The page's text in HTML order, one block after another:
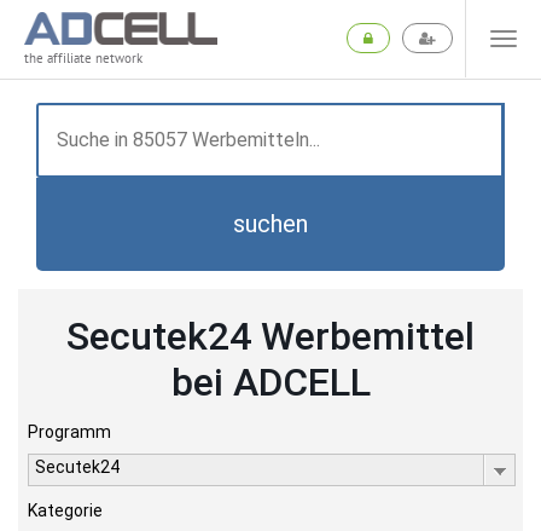
the affiliate network
suchen
Secutek24 Werbemittel
bei ADCELL
Programm
Secutek24
Kategorie